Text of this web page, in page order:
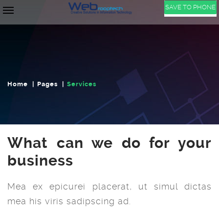
Toggle
navigation
SAVE TO PHONE
Home Pages Services
What can we do for your
business
Mea ex epicurei placerat, ut simul dictas
mea his viris sadipscing ad.